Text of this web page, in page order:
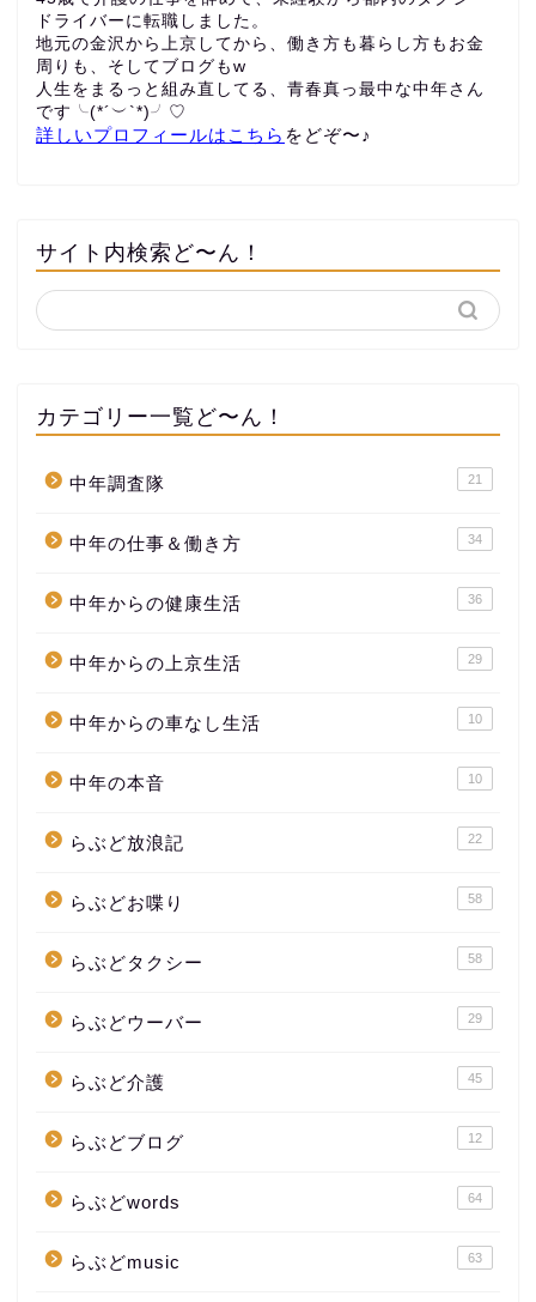
ドライバーに転職しました。
地元の金沢から上京してから、働き方も暮らし方もお金
周りも、 そしてブログもw
人生をまるっと組み直してる、青春真っ最中な中年さん
です╰(*´︶`*)╯♡
詳しいプロフィールはこちら をどぞ〜♪
サイト内検索ど〜ん！
カテゴリー一覧ど〜ん！
中年調査隊 21
中年の仕事＆働き方 34
中年からの健康生活 36
中年からの上京生活 29
中年からの車なし生活 10
中年の本音 10
らぶど放浪記 22
らぶどお喋り 58
らぶどタクシー 58
らぶどウーバー 29
らぶど介護 45
らぶどブログ 12
らぶどwords 64
らぶどmusic 63